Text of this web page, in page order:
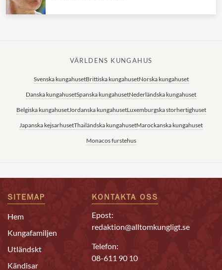
VÄRLDENS KUNGAHUS
Svenska kungahusetBrittiska kungahusetNorska kungahuset
Danska kungahusetSpanska kungahusetNederländska kungahuset
Belgiska kungahusetJordanska kungahusetLuxemburgska storhertighuset
Japanska kejsarhusetThailändska kungahusetMarockanska kungahuset
Monacos furstehus
SITEMAP
Hem
Kungafamiljen
Utländskt
Kändisar
KONTAKTA OSS
Epost:
redaktion@alltomkungligt.se
Telefon:
08-611 90 10